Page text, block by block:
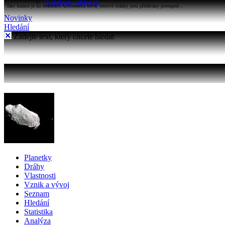
Katalogy objektů
Tato funkce je na stránkách Astronomia nová, testové otázky jsou přidávány postupně...
Novinky
Hledání
Zadejte text, který chcete hledat
Planetky
Dráhy
Vlastnosti
Vznik a vývoj
Seznam
Hledání
Statistika
Analýza